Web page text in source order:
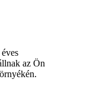
az Ön